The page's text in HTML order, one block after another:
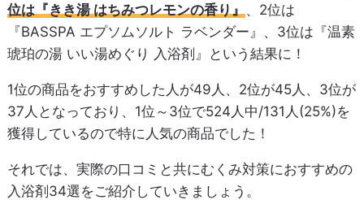
位は『きき湯 はちみつレモンの香り』 、2位は
『BASSPA エプソムソルト ラベンダー』、3位は『温素
琥珀の湯 いい湯めぐり 入浴剤』という結果に！
1位の商品をおすすめした人が49人、2位が45人、3位が
37人となっており、1位～3位で524人中/131人(25%)を
獲得しているので特に人気の商品でした！
それでは、実際の口コミと共にむくみ対策におすすめの
入浴剤34選をご紹介していきましょう。